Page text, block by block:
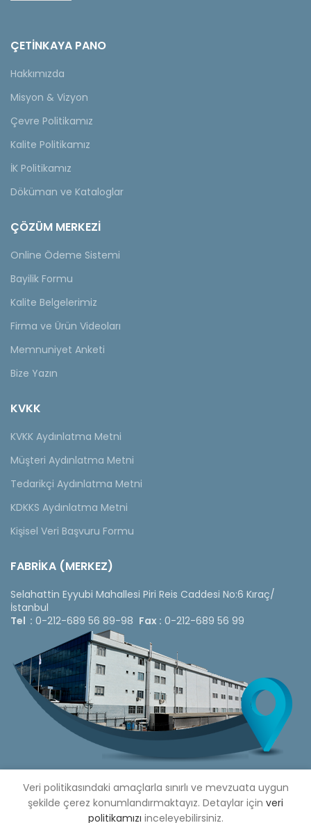
ÇETINKAYA PANO
Hakkımızda
Misyon & Vizyon
Çevre Politikamız
Kalite Politikamız
İK Politikamız
Döküman ve Kataloglar
ÇÖZÜM MERKEZİ
Online Ödeme Sistemi
Bayilik Formu
Kalite Belgelerimiz
Firma ve Ürün Videoları
Memnuniyet Anketi
Bize Yazın
KVKK
KVKK Aydınlatma Metni
Müşteri Aydınlatma Metni
Tedarikçi Aydınlatma Metni
KDKKS Aydınlatma Metni
Kişisel Veri Başvuru Formu
FABRİKA (MERKEZ)
Selahattin Eyyubi Mahallesi Piri Reis Caddesi No:6 Kıraç/
İstanbul
Tel : 0-212-689 56 89-98 Fax : 0-212-689 56 99
Copyright © 2020 Çetinkaya Pano |Çetinkaya Pano Fiyat
Veri politikasındaki amaçlarla sınırlı ve mevzuata uygun
şekilde çerez konumlandırmaktayız. Detaylar için veri
politikamızı inceleyebilirsiniz.